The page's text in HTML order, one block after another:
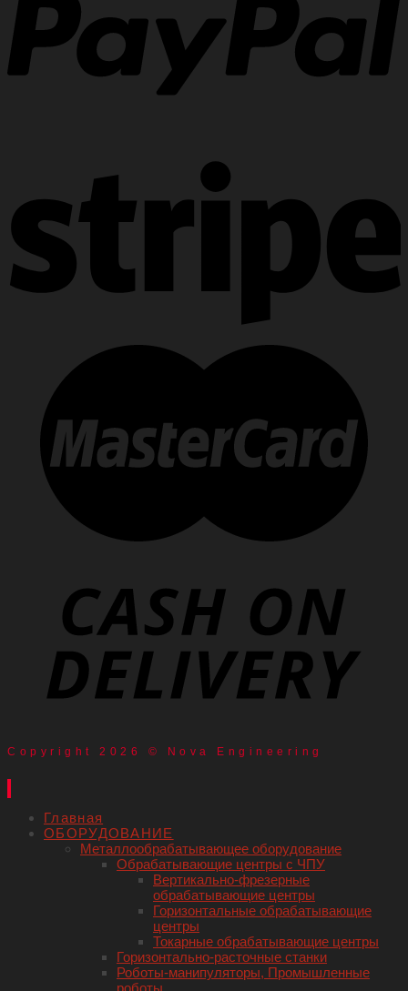
Copyright 2026 © Nova Engineering
Главная
ОБОРУДОВАНИЕ
Металлообрабатывающее оборудование
Обрабатывающие центры с ЧПУ
Вертикально-фрезерные
обрабатывающие центры
Горизонтальные обрабатывающие
центры
Токарные обрабатывающие центры
Горизонтально-расточные станки
Роботы-манипуляторы, Промышленные